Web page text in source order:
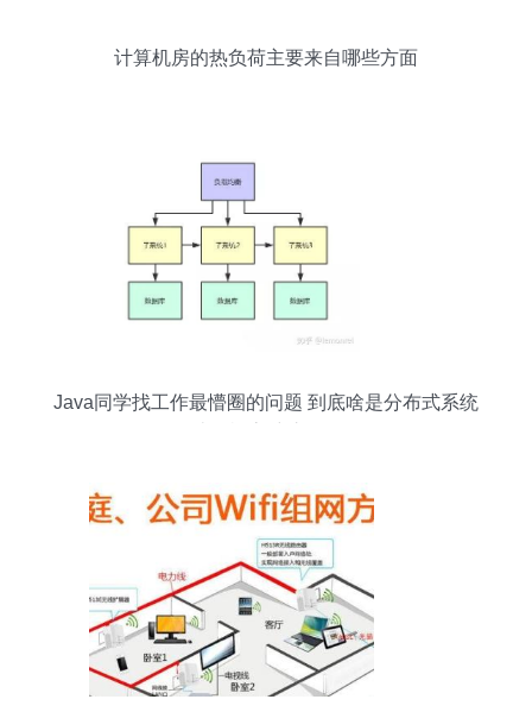
计算机房的热负荷主要来自哪些方面
Java同学找工作最懵圈的问题 到底啥是分布式系统